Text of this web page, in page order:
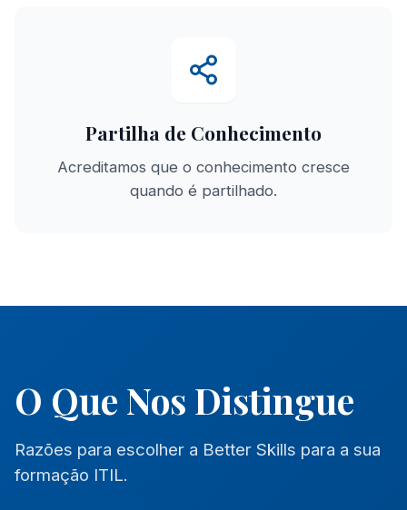
Partilha de Conhecimento
Acreditamos que o conhecimento cresce
quando é partilhado.
O Que Nos Distingue
Razões para escolher a Better Skills para a sua
formação ITIL.